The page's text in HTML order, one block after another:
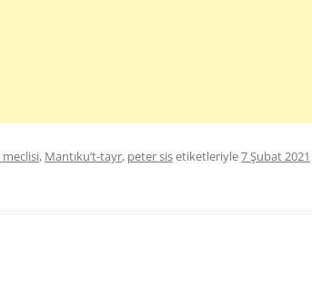
, Mantıku’t-tayr, peter sisetiketleriyle7 Şubat 2021